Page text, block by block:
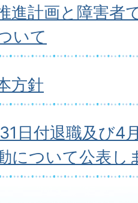
進計画と障害者
いて
方針
日付退職及び4
について公表し